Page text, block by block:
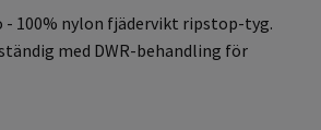
- 100% nylon fjädervikt ripstop-tyg.
med DWR-behandling för